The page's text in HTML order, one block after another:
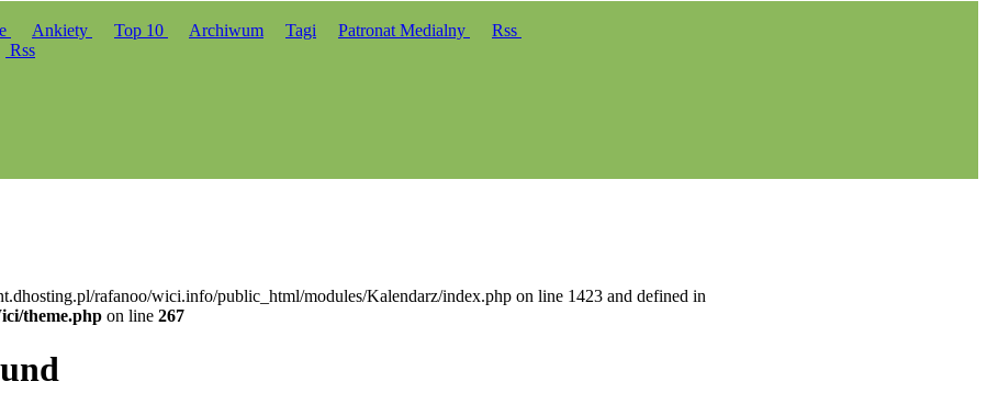
Ankiety Top 10 Archiwum Tagi Patronat Medialny
Rss
Rss
rafanoo/wici.info/public_html/modules/Kalendarz/index.php on line 1423 and defined in
theme.php on line 267